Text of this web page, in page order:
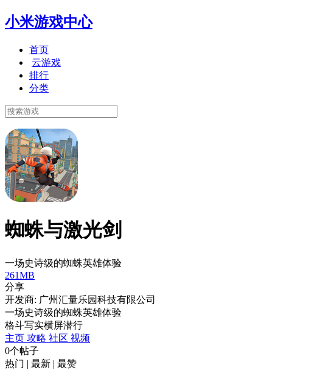
小米游戏中心
首页
云游戏
排行
分类
蜘蛛与激光剑
一场史诗级的蜘蛛英雄体验
261MB
分享
开发商: 广州汇量乐园科技有限公司
一场史诗级的蜘蛛英雄体验
格斗写实横屏潜行
主页 攻略 社区 视频
0个帖子
热门 | 最新 | 最赞